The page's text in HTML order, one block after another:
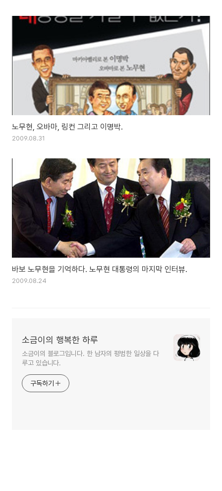
노무현, 오바마, 링컨 그리고 이명박.
2009.08.31
바보 노무현을 기억하다. 노무현 대통령의 마지막 인터뷰.
2009.08.24
소금이의 행복한 하루
소금이의 블로그입니다. 한 남자의 평범한 일상을 다
루고 있습니다.
구독하기